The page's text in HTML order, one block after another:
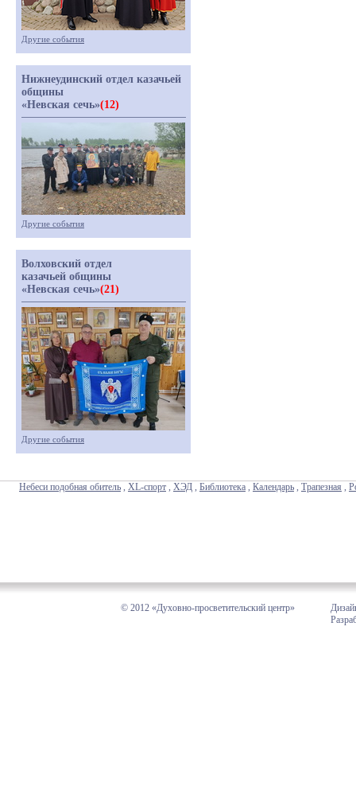
Другие события
Нижнеудинский отдел казачьей
общины
«Невская сечь»(12)
Другие события
Волховский отдел
казачьей общины
«Невская сечь»(21)
Другие события
Небеси подобная обитель , XL-спорт , ХЭД , Библиотека , Календарь , Трапезная ,
© 2012 «Духовно-просветительский центр»